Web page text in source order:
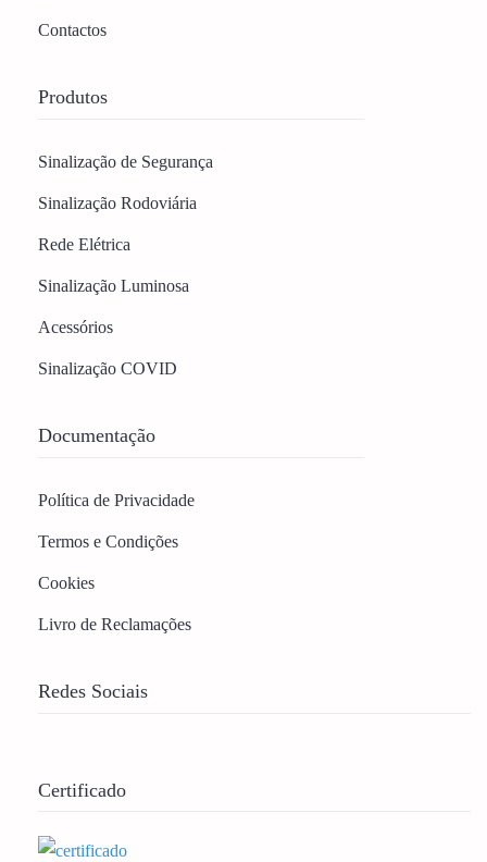
Contactos
Produtos
Sinalização de Segurança
Sinalização Rodoviária
Rede Elétrica
Sinalização Luminosa
Acessórios
Sinalização COVID
Documentação
Política de Privacidade
Termos e Condições
Cookies
Livro de Reclamações
Redes Sociais
Certificado